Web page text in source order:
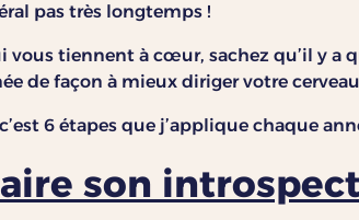
pas très longtemps !
vous tiennent à cœur, sachez qu’il y a
de façon à mieux diriger votre
6 étapes que j’applique chaque
son